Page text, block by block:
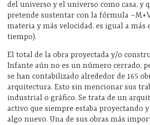
del universo y el universo como casa, y
pretende sustentar con la fórmula
materia y más velocidad, es igual a más
tiempo).
El total de la obra proyectada y/o
Infante aún no es un número cerrado,
se han contabilizado alrededor de 165
arquitectura. Esto sin mencionar sus
industrial o gráfico. Se trata de un
activo que siempre estaba proyectando
algo nuevo. Una de sus obras más